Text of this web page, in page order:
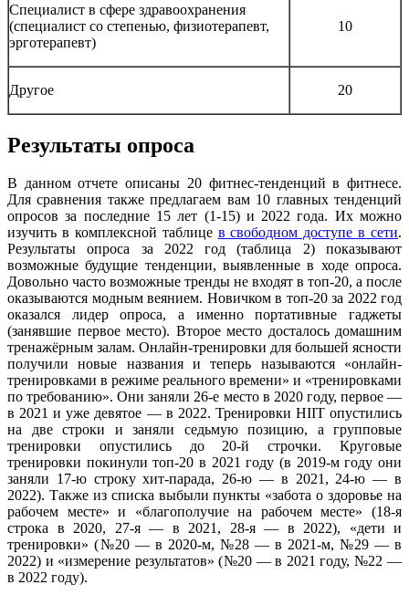
Специалист в сфере здравоохранения
(специалист со степенью, физиотерапевт,
эрготерапевт)
10
Другое 20
Результаты опроса
В данном отчете описаны 20 фитнес-тенденций в фитнесе.
Для сравнения также предлагаем вам 10 главных тенденций
опросов за последние 15 лет (1-15) и 2022 года. Их можно
изучить в комплексной таблице в свободном доступе в сети.
Результаты опроса за 2022 год (таблица 2) показывают
возможные будущие тенденции, выявленные в ходе опроса.
Довольно часто возможные тренды не входят в топ-20, а после
оказываются модным веянием. Новичком в топ-20 за 2022 год
оказался лидер опроса, а именно портативные гаджеты
(занявшие первое место). Второе место досталось домашним
тренажёрным залам. Онлайн-тренировки для большей ясности
получили новые названия и теперь называются «онлайн-
тренировками в режиме реального времени» и «тренировками
по требованию». Они заняли 26-е место в 2020 году, первое —
в 2021 и уже девятое — в 2022. Тренировки HIIT опустились
на две строки и заняли седьмую позицию, а групповые
тренировки опустились до 20-й строчки. Круговые
тренировки покинули топ-20 в 2021 году (в 2019-м году они
заняли 17-ю строку хит-парада, 26-ю — в 2021, 24-ю — в
2022). Также из списка выбыли пункты «забота о здоровье на
рабочем месте» и «благополучие на рабочем месте» (18-я
строка в 2020, 27-я — в 2021, 28-я — в 2022), «дети и
тренировки» (№20 — в 2020-м, №28 — в 2021-м, №29 — в
2022) и «измерение результатов» (№20 — в 2021 году, №22 —
в 2022 году).